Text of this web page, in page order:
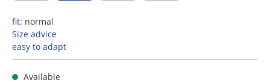
fit: normal
Size advice
easy to adapt
Available